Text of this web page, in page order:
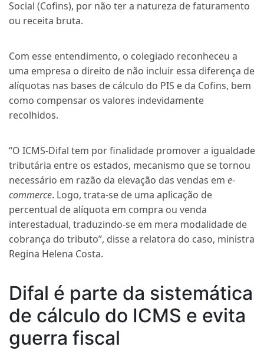
Social (Cofins), por não ter a natureza de faturamento
ou receita bruta.
Com esse entendimento, o colegiado reconheceu a
uma empresa o direito de não incluir essa diferença de
alíquotas nas bases de cálculo do PIS e da Cofins, bem
como compensar os valores indevidamente
recolhidos.
“O ICMS-Difal tem por finalidade promover a igualdade
tributária entre os estados, mecanismo que se tornou
necessário em razão da elevação das vendas em e-
commerce. Logo, trata-se de uma aplicação de
percentual de alíquota em compra ou venda
interestadual, traduzindo-se em mera modalidade de
cobrança do tributo”, disse a relatora do caso, ministra
Regina Helena Costa.
Difal é parte da sistemática
de cálculo do ICMS e evita
guerra fiscal